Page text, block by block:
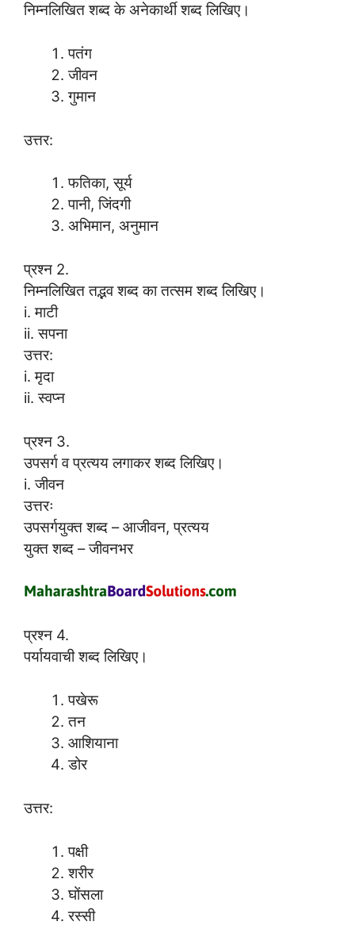
निम्नलिखित शब्द के अनेकार्थी शब्द लिखिए।
पतंग
जीवन
गुमान
उत्तर:
फतिका, सूर्य
पानी, जिंदगी
अभिमान, अनुमान
प्रश्न 2.
निम्नलिखित तद्भव शब्द का तत्सम शब्द लिखिए।
i. माटी
ii. सपना
उत्तर:
i. मृदा
ii. स्वप्न
प्रश्न 3.
उपसर्ग व प्रत्यय लगाकर शब्द लिखिए।
i. जीवन
उत्तरः
उपसर्गयुक्त शब्द – आजीवन, प्रत्यय
युक्त शब्द – जीवनभर
प्रश्न 4.
पर्यायवाची शब्द लिखिए।
पखेरू
तन
आशियाना
डोर
उत्तर:
पक्षी
शरीर
घोंसला
रस्सी